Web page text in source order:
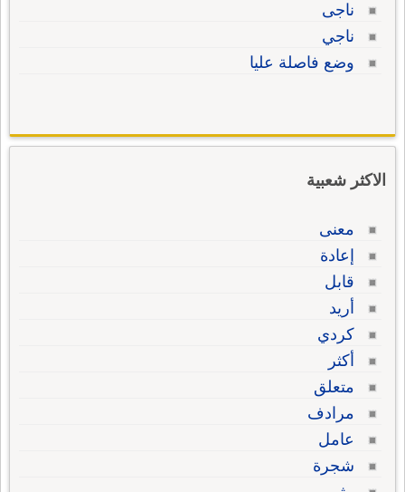
ناجى
ناجي
وضع فاصلة عليا
الاكثر شعبية
معنى
إعادة
قابل
أريد
كردي
أكثر
متعلق
مرادف
عامل
شجرة